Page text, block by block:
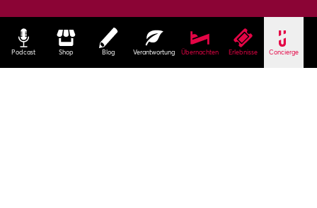
Podcast Shop Blog Verantwortung Übernachten Erlebnisse Concierge